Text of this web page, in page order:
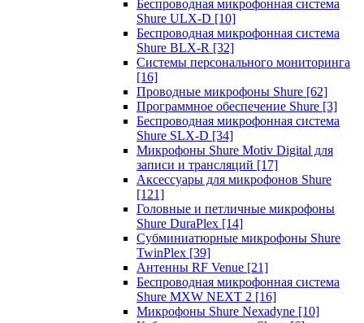
Беспроводная микрофонная система
Shure ULX-D [10]
Беспроводная микрофонная система
Shure BLX-R [32]
Системы персонального мониторинга
[16]
Проводные микрофоны Shure [62]
Программное обеспечение Shure [3]
Беспроводная микрофонная система
Shure SLX-D [34]
Микрофоны Shure Motiv Digital для
записи и трансляций [17]
Аксессуары для микрофонов Shure
[121]
Головные и петличные микрофоны
Shure DuraPlex [14]
Субминиатюрные микрофоны Shure
TwinPlex [39]
Антенны RF Venue [21]
Беспроводная микрофонная система
Shure MXW NEXT 2 [16]
Микрофоны Shure Nexadyne [10]